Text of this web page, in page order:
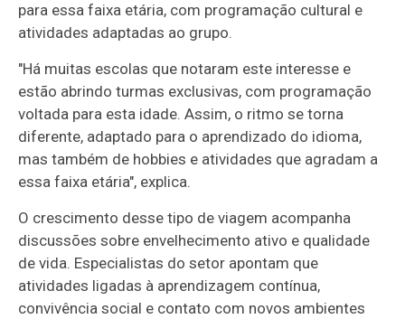
para essa faixa etária, com programação cultural e
atividades adaptadas ao grupo.
"Há muitas escolas que notaram este interesse e
estão abrindo turmas exclusivas, com programação
voltada para esta idade. Assim, o ritmo se torna
diferente, adaptado para o aprendizado do idioma,
mas também de hobbies e atividades que agradam a
essa faixa etária", explica.
O crescimento desse tipo de viagem acompanha
discussões sobre envelhecimento ativo e qualidade
de vida. Especialistas do setor apontam que
atividades ligadas à aprendizagem contínua,
convivência social e contato com novos ambientes